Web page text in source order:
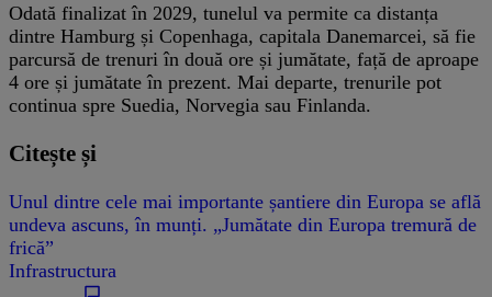
Odată finalizat în 2029, tunelul va permite ca distanța
dintre Hamburg și Copenhaga, capitala Danemarcei, să fie
parcursă de trenuri în două ore și jumătate, față de aproape
4 ore și jumătate în prezent. Mai departe, trenurile pot
continua spre Suedia, Norvegia sau Finlanda.
Citește și
Unul dintre cele mai importante șantiere din Europa se află
undeva ascuns, în munți. „Jumătate din Europa tremură de
frică”
Infrastructura